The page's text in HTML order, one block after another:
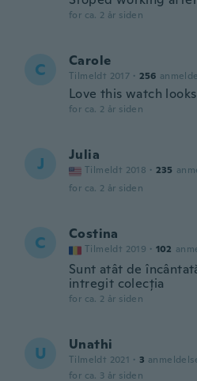
for ca. 2 år siden
C Carole
Tilmeldt 2017 · 256
Love this watch
for ca. 2 år siden
J Julia
Tilmeldt 2018 · 235
for ca. 2 år siden
C Costina
Tilmeldt 2019 · 102
Sunt atât de
intregit colecția
for ca. 2 år siden
U Unathi
Tilmeldt 2021 · 3
for ca. 3 år siden